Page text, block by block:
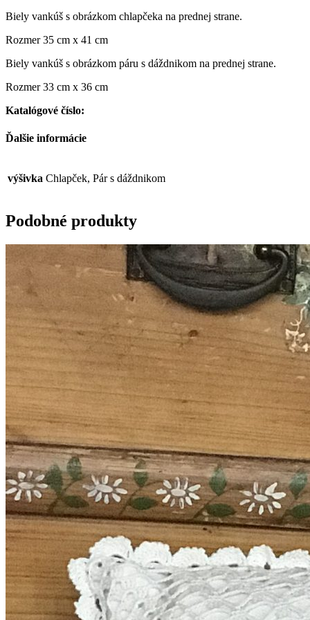
Biely vankúš s obrázkom chlapčeka na prednej strane.
Rozmer 35 cm x 41 cm
Biely vankúš s obrázkom páru s dáždnikom na prednej strane.
Rozmer 33 cm x 36 cm
Katalógové číslo:
Ďalšie informácie
výšivka Chlapček, Pár s dáždnikom
Podobné produkty